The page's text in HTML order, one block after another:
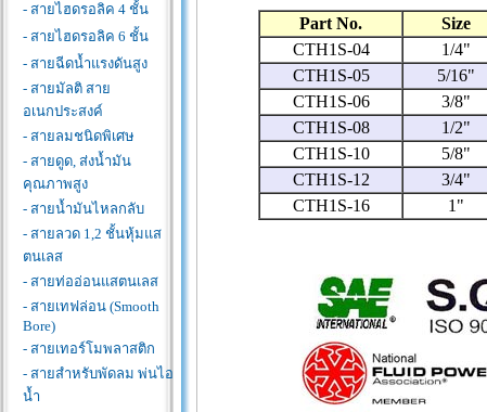
- สายไฮดรอลิค 4 ชั้น
- สายไฮดรอลิค 6 ชั้น
- สายฉีดน้ำแรงดันสูง
- สายมัลติ สาย
อเนกประสงค์
- สายลมชนิดพิเศษ
- สายดูด, ส่งน้ำมัน
คุณภาพสูง
- สายน้ำมันไหลกลับ
- สายลวด 1,2 ชั้นหุ้มแส
ตนเลส
- สายท่ออ่อนแสตนเลส
- สายเทฟล่อน (Smooth
Bore)
- สายเทอร์โมพลาสติก
- สายสำหรับพัดลม พ่นไอ
น้ำ
Part No. Size
CTH1S-04
1/4"
CTH1S-05
5/16"
CTH1S-06
3/8"
CTH1S-08
1/2"
CTH1S-10
5/8"
CTH1S-12
3/4"
CTH1S-16
1"